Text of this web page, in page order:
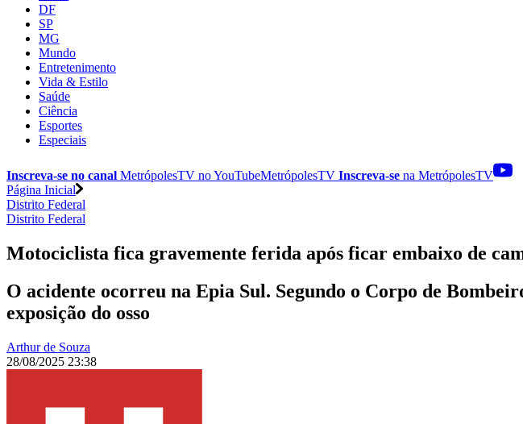
DF
SP
MG
Mundo
Entretenimento
Vida & Estilo
Saúde
Ciência
Esportes
Especiais
Inscreva-se no canal MetrópolesTV noYouTubeMetrópolesTV Inscreva-se na MetrópolesTV
Página Inicial
Distrito Federal
Distrito Federal
Motociclista fica gravemente ferida após ficar embaixo de
O acidente ocorreu na Epia Sul. Segundo o Corpo de
exposição do osso
Arthur de Souza
28/08/2025 23:38